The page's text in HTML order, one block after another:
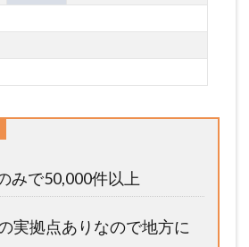
みで50,000件以上
実拠点ありなので地方に